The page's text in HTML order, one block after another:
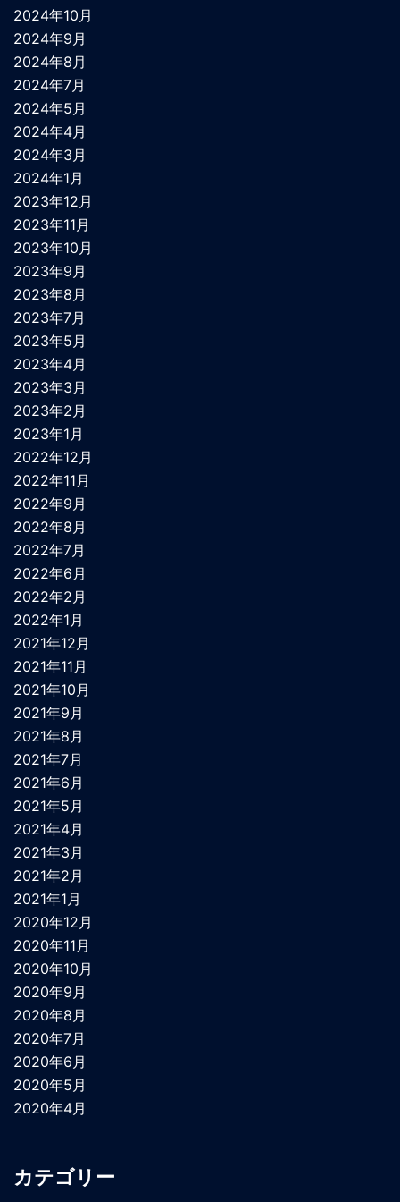
2024年10月
2024年9月
2024年8月
2024年7月
2024年5月
2024年4月
2024年3月
2024年1月
2023年12月
2023年11月
2023年10月
2023年9月
2023年8月
2023年7月
2023年5月
2023年4月
2023年3月
2023年2月
2023年1月
2022年12月
2022年11月
2022年9月
2022年8月
2022年7月
2022年6月
2022年2月
2022年1月
2021年12月
2021年11月
2021年10月
2021年9月
2021年8月
2021年7月
2021年6月
2021年5月
2021年4月
2021年3月
2021年2月
2021年1月
2020年12月
2020年11月
2020年10月
2020年9月
2020年8月
2020年7月
2020年6月
2020年5月
2020年4月
カテゴリー